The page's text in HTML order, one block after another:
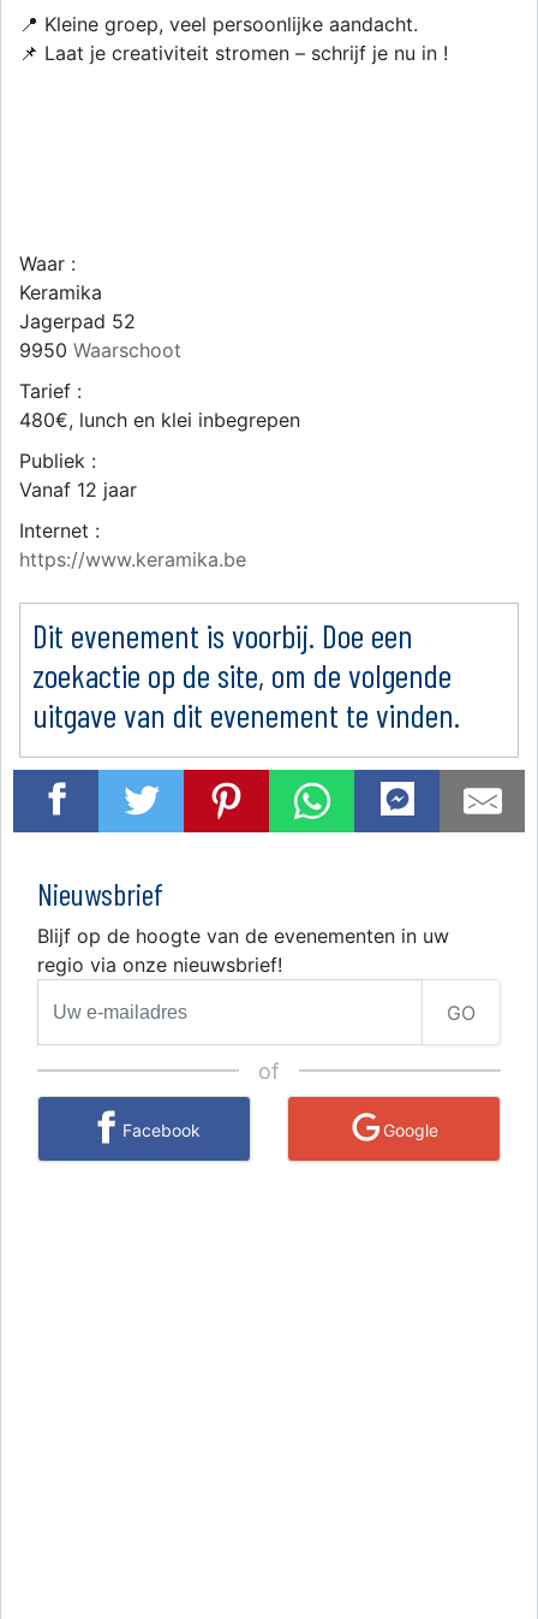
📍 Kleine groep, veel persoonlijke aandacht.
📌 Laat je creativiteit stromen – schrijf je nu in !
Waar :
Keramika
Jagerpad 52
9950 Waarschoot
Tarief :
480€, lunch en klei inbegrepen
Publiek :
Vanaf 12 jaar
Internet :
https://www.keramika.be
Dit evenement is voorbij. Doe een
zoekactie op de site, om de volgende
uitgave van dit evenement te vinden.
Nieuwsbrief
Blijf op de hoogte van de evenementen in uw
regio via onze nieuwsbrief!
GO
of
Facebook Google